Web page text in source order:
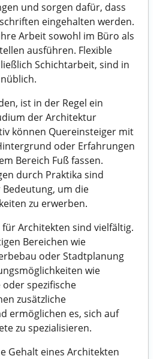
und sorgen dafür, dass
eingehalten werden.
Arbeit sowohl im Büro als
ausführen. Flexible
Schichtarbeit, sind in
ist in der Regel ein
der Architektur
können Quereinsteiger mit
oder Erfahrungen
Bereich Fuß fassen.
durch Praktika sind
um die
zu erwerben.
Architekten sind vielfältig.
Bereichen wie
oder Stadtplanung
wie
spezifische
zusätzliche
ermöglichen es, sich auf
zu spezialisieren.
Gehalt eines Architekten